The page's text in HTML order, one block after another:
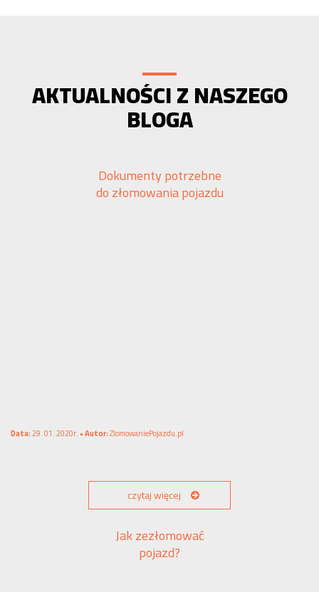
AKTUALNOŚCI Z NASZEGO
BLOGA
Dokumenty potrzebne
do złomowania pojazdu
Data:29. 01. 2020r. •Autor:ZlomowaniePojazdu.pl
czytaj więcej
Jak zezłomować
pojazd?